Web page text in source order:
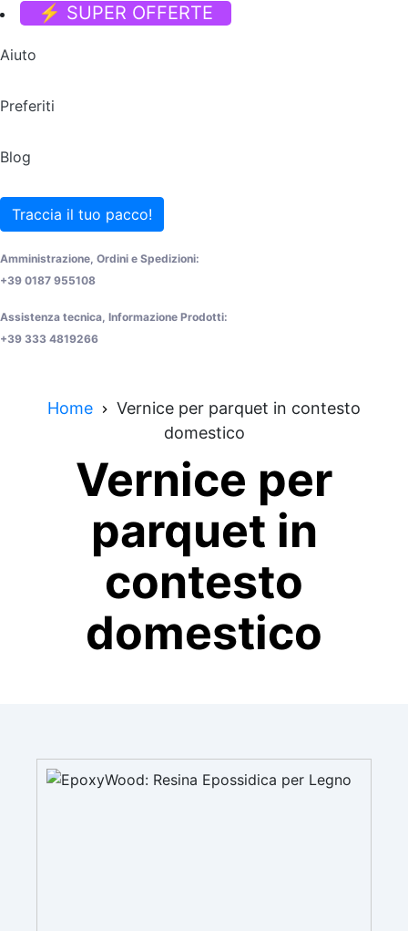
⚡ SUPER OFFERTE
Aiuto
Preferiti
Blog
Traccia il tuo pacco!
Amministrazione, Ordini e Spedizioni:
+39 0187 955108
Assistenza tecnica, Informazione Prodotti:
+39 333 4819266
Home
Vernice per parquet in contesto
domestico
Vernice per
parquet in
contesto
domestico